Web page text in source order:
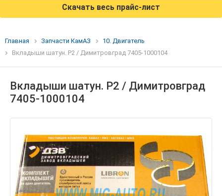
Скачать весь прайс-лист
Главная Запчасти КамАЗ
10. Двигатель
Вкладыши шатун. Р2 / Димитровград 7405-1000104
Вкладыши шатун. Р2 / Димитровград
7405-1000104